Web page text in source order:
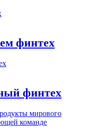
финтех
финтех